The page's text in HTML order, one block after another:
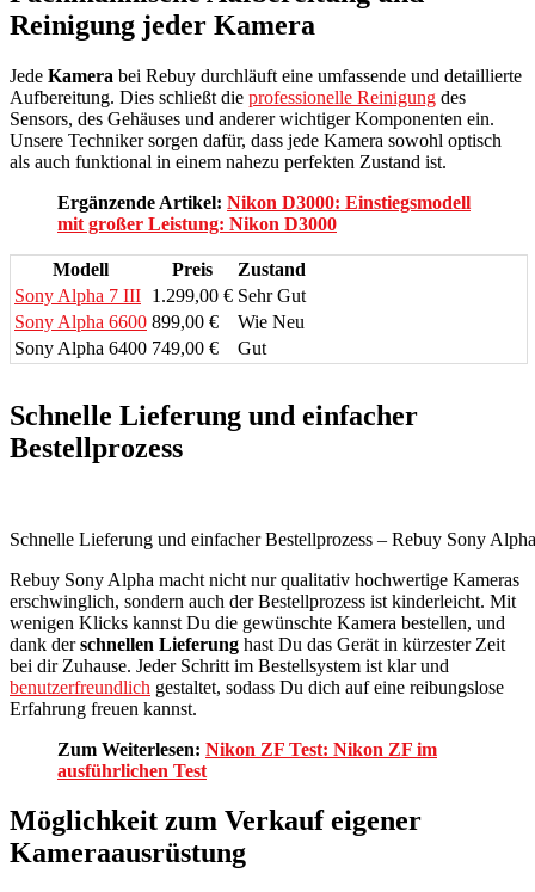
Reinigung jeder Kamera
Jede Kamera bei Rebuy durchläuft eine umfassende und detaillierte
Aufbereitung. Dies schließt die professionelle Reinigung des
Sensors, des Gehäuses und anderer wichtiger Komponenten ein.
Unsere Techniker sorgen dafür, dass jede Kamera sowohl optisch
als auch funktional in einem nahezu perfekten Zustand ist.
Ergänzende Artikel: Nikon D3000: Einstiegsmodell
mit großer Leistung: Nikon D3000
Modell Preis
Zustand
Sony Alpha 7 III 1.299,00 € Sehr Gut
Sony Alpha 6600 899,00 €
Wie Neu
Sony Alpha 6400 749,00 € Gut
Schnelle Lieferung und einfacher
Bestellprozess
Schnelle Lieferung und einfacher Bestellprozess – Rebuy Sony
Rebuy Sony Alpha macht nicht nur qualitativ hochwertige Kameras
erschwinglich, sondern auch der Bestellprozess ist kinderleicht. Mit
wenigen Klicks kannst Du die gewünschte Kamera bestellen, und
dank derschnellen Lieferung hast Du das Gerät in kürzester Zeit
bei dir Zuhause. Jeder Schritt im Bestellsystem ist klar und
benutzerfreundlich gestaltet, sodass Du dich auf eine reibungslose
Erfahrung freuen kannst.
Zum Weiterlesen: Nikon ZF Test: Nikon ZF im
ausführlichen Test
Möglichkeit zum Verkauf eigener
Kameraausrüstung